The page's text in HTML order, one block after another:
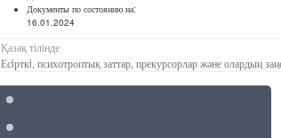
Документы по состоянию на:
16.01.2024
Қазақ тілінде
Есiрткi, психотроптық заттар, прекурсорлар және олардың